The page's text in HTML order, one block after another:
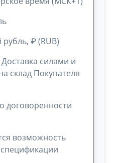
₽ (RUB)
Доставка силами и
склад Покупателя
договоренности
возможность